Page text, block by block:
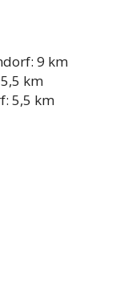
9 km
km
5,5 km